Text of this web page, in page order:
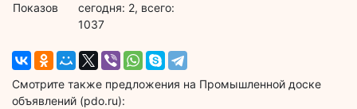
Показов
cегодня: 2, всего:
1037
Смотрите также предложения на Промышленной доске
объявлений (pdo.ru):